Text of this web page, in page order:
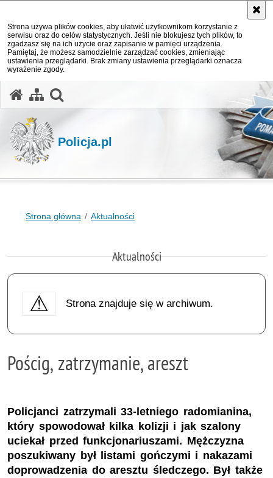
Strona używa plików cookies, aby ułatwić użytkownikom korzystanie z
serwisu oraz do celów statystycznych. Jeśli nie blokujesz tych plików, to
zgadzasz się na ich użycie oraz zapisanie w pamięci urządzenia.
Pamiętaj, że możesz samodzielnie zarządzać cookies, zmieniając
ustawienia przeglądarki. Brak zmiany ustawienia przeglądarki oznacza
wyrażenie zgody.
Policja.pl
Strona główna Aktualności
Aktualności
Strona znajduje się w archiwum.
Pościg, zatrzymanie, areszt
Policjanci zatrzymali 33-letniego radomianina,
który spowodował kilka kolizji i jak szalony
uciekał przed funkcjonariuszami. Mężczyzna
poszukiwany był listami gończymi i nakazami
doprowadzenia do aresztu śledczego. Był także